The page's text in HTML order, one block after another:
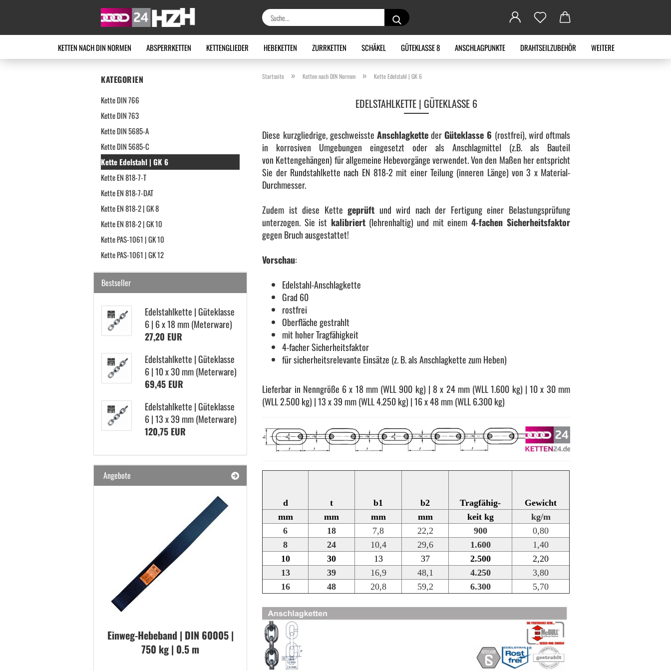
Suche...
KETTEN NACH DIN NORMEN ABSPERRKETTEN KETTENGLIEDER HEBEKETTEN ZURRKETTEN SCHÄKEL GÜTEKLASSE 8 ANSCHLAGPUNKTE DRAHTSEILZUBEHÖR WEITERE
Startseite » Ketten nach DIN Normen » Kette Edelstahl | GK 6
EDELSTAHLKETTE | GÜTEKLASSE 6
Diese kurzgliedrige, geschweisste AnschlagkettederGüteklasse 6 (rostfrei), wird oftmals
in korrosiven Umgebungen eingesetzt oder als Anschlagmittel (z.B. als Bauteil
von Kettengehängen) für allgemeine Hebevorgänge verwendet. Von den Maßen her entspricht
Sie der Rundstahlkette nach EN 818-2 mit einer Teilung (inneren Länge) von 3 x Material-
Durchmesser.
Zudem ist diese Kettegeprüft und wird nach der Fertigung einer Belastungsprüfung
unterzogen. Sie ist kalibriert(lehrenhaltig) und mit einem 4-fachen Sicherheitsfaktor
gegen Bruch ausgestattet!
Vorschau:
Edelstahl-Anschlagkette
Grad 60
rostfrei
Oberfläche gestrahlt
mit hoher Tragfähigkeit
4-facher Sicherheitsfaktor
für sicherheitsrelevante Einsätze (z. B. als Anschlagkette zum Heben)
Lieferbar in Nenngröße 6 x 18 mm (WLL 900 kg) | 8 x 24 mm (WLL 1.600 kg) | 10 x 30 mm
(WLL 2.500 kg) | 13 x 39 mm (WLL 4.250 kg) | 16 x 48 mm (WLL 6.300 kg)
d t b1 b2 Tragfähig-
Gewicht
mm
mm mm mm keit kg
kg/m
6
18 7,8 22,2 900
0,80
8
24 10,4 29,6 1.600
1,40
10
30 13 37 2.500
2,20
13
39 16,9 48,1 4.250
3,80
16
48 20,8 59,2 6.300 5,70
KATEGORIEN
Kette DIN 766
Kette DIN 763
Kette DIN 5685-A
Kette DIN 5685-C
Kette Edelstahl | GK 6
Kette EN 818-7-T
Kette EN 818-7-DAT
Kette EN 818-2 | GK 8
Kette EN 818-2 | GK 10
Kette PAS-1061 | GK 10
Kette PAS-1061 | GK 12
Bestseller
Edel­stahl­ket­te | Gü­te­klas­se
6 | 6 x 18 mm (Me­ter­wa­re)
27,20 EUR
Edel­stahl­ket­te | Gü­te­klas­se
6 | 10 x 30 mm (Me­ter­wa­re)
69,45 EUR
Edel­stahl­ket­te | Gü­te­klas­se
6 | 13 x 39 mm (Me­ter­wa­re)
120,75 EUR
Angebote
Einweg-​Hebeband | DIN 60005 |
750 kg | 0.5 m